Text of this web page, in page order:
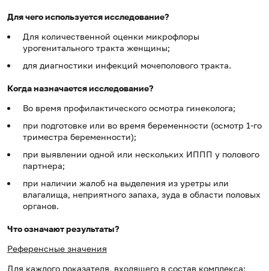
Для чего используется исследование?
Для количественной оценки микрофлоры
урогенитального тракта женщины;
для диагностики инфекций мочеполового тракта.
Когда назначается исследование?
Во время профилактического осмотра гинеколога;
при подготовке или во время беременности (осмотр 1-го
триместра беременности);
при выявлении одной или нескольких ИППП у полового
партнера;
при наличии жалоб на выделения из уретры или
влагалища, неприятного запаха, зуда в области половых
органов.
Что означают результаты?
Референсные значения
Для каждого показателя, входящего в состав комплекса: